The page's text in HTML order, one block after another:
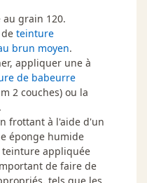
grain 120.
teinture
brun moyen.
appliquer une à
de babeurre
2 couches) ou la
frottant à l'aide d'un
éponge humide
teinture appliquée
de faire de